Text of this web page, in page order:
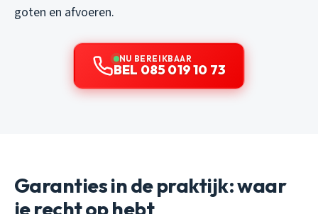
goten en afvoeren.
NU BEREIKBAAR
BEL 085 019 10 73
Garanties in de praktijk: waar
je recht op hebt